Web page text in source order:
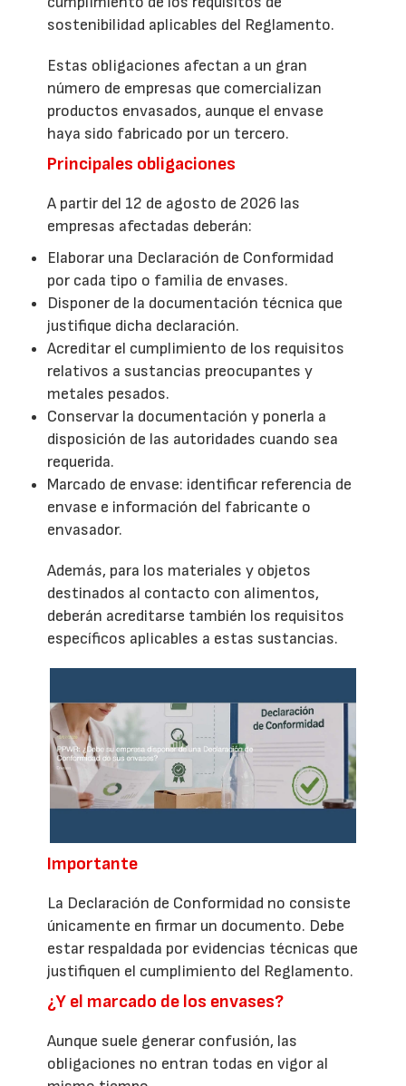
sostenibilidad aplicables del Reglamento.
Estas obligaciones afectan a un gran
número de empresas que comercializan
productos envasados, aunque el envase
haya sido fabricado por un tercero.
Principales obligaciones
A partir del 12 de agosto de 2026 las
empresas afectadas deberán:
Elaborar una Declaración de Conformidad
por cada tipo o familia de envases.
Disponer de la documentación técnica que
justifique dicha declaración.
Acreditar el cumplimiento de los requisitos
relativos a sustancias preocupantes y
metales pesados.
Conservar la documentación y ponerla a
disposición de las autoridades cuando sea
requerida.
Marcado de envase: identificar referencia de
envase e información del fabricante o
envasador.
Además, para los materiales y objetos
destinados al contacto con alimentos,
deberán acreditarse también los requisitos
específicos aplicables a estas sustancias.
Importante
La Declaración de Conformidad no consiste
únicamente en firmar un documento. Debe
estar respaldada por evidencias técnicas que
justifiquen el cumplimiento del Reglamento.
¿Y el marcado de los envases?
Aunque suele generar confusión, las
obligaciones no entran todas en vigor al